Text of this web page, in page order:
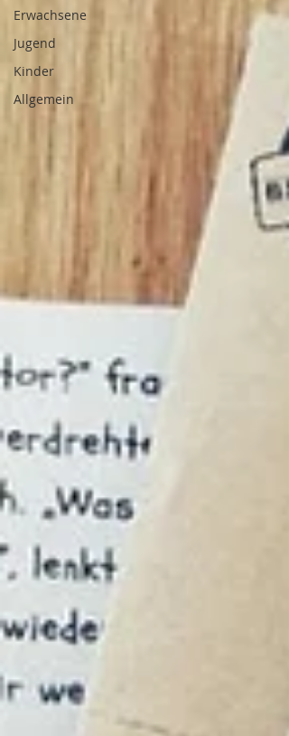
Erwachsene
Jugend
Kinder
Allgemein